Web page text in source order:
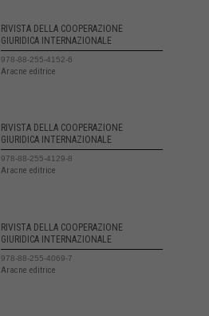
RIVISTA DELLA COOPERAZIONE
GIURIDICA INTERNAZIONALE
978-88-255-4152-6
Aracne editrice
RIVISTA DELLA COOPERAZIONE
GIURIDICA INTERNAZIONALE
978-88-255-4129-8
Aracne editrice
RIVISTA DELLA COOPERAZIONE
GIURIDICA INTERNAZIONALE
978-88-255-4069-7
Aracne editrice